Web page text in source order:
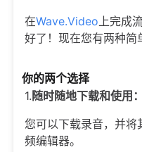
在Wave.Video上完成
好了！现在您有两种简
你的两个选择
1. 随时随地下载和使用：
您可以下载录音，并将
频编辑器。